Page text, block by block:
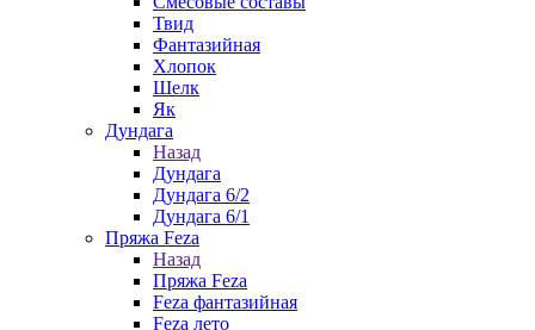
Твид
Фантазийная
Хлопок
Шелк
Як
Дундага
Назад
Дундага
Дундага 6/2
Дундага 6/1
Пряжа Feza
Назад
Пряжа Feza
Feza фантазийная
Feza лето